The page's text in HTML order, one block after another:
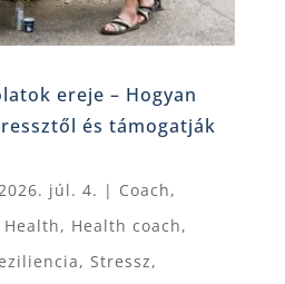
ereje – Hogyan
és támogatják
júl. 4. | Coach,
Health, Health coach,
, Stressz,